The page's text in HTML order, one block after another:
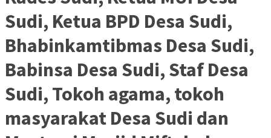
Sudi, Ketua BPD Desa Sudi,
Bhabinkamtibmas Desa Sudi,
Babinsa Desa Sudi, Staf Desa
Sudi, Tokoh agama, tokoh
masyarakat Desa Sudi dan